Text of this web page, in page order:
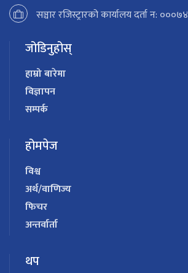
सञ्चार रजिस्ट्रारको कार्यालय दर्ता न: ०००७४
जोडिनुहोस्
हाम्रो बारेमा
विज्ञापन
सम्पर्क
होमपेज
विश्व
अर्थ/वाणिज्य
फिचर
अन्तर्वार्ता
थप